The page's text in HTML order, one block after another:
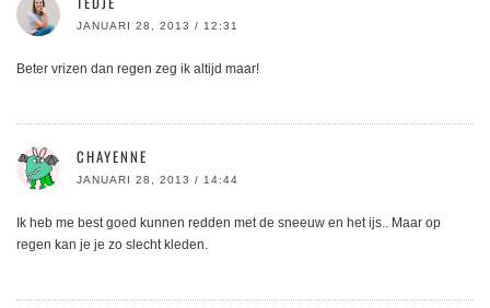
JANUARI 28, 2013 / 12:31
Beter vrizen dan regen zeg ik altijd maar!
CHAYENNE
JANUARI 28, 2013 / 14:44
Ik heb me best goed kunnen redden met de sneeuw en het ijs.. Maar op
regen kan je je zo slecht kleden.